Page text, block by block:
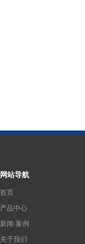
网站导航
首页
产品中心
新闻·案例
关于我们